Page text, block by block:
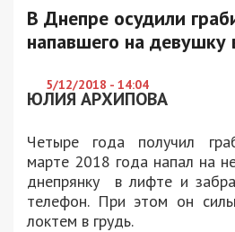
В Днепре осудили
напавшего на девушку
5/12/2018 - 14:04
ЮЛИЯ АРХИПОВА
Четыре года получил
марте 2018 года напал на
днепрянку в лифте и
телефон. При этом он
локтем в грудь.